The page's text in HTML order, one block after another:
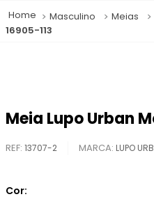
Masculino Meias
16905-113
Meia Lupo Urban
REF: 13707-2 LUPO
Cor: